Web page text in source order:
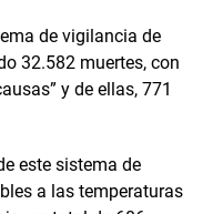
de vigilancia de
32.582 muertes, con
y de ellas, 771
este sistema de
a las temperaturas